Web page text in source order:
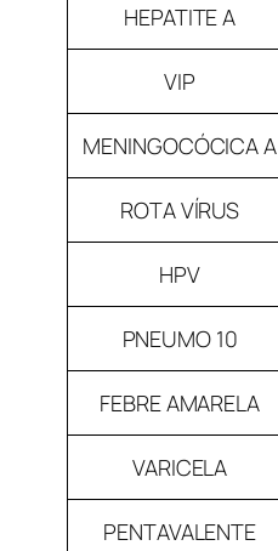
HEPATITE A
VIP
MENINGOCÓCICA A
ROTA VÍRUS
HPV
PNEUMO 10
FEBRE AMARELA
VARICELA
PENTAVALENTE